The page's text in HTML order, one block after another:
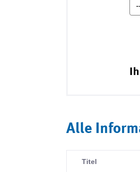
Alle
Titel